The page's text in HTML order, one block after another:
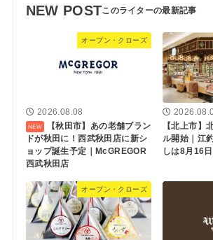
NEW POST
オープン・クローズ
2026.08.08
【秋田市】あの老舗ブラン
ドが秋田に！西武秋田店に新シ
ョップ誕生予定｜McGREGOR
西武秋田店
【北上市】
ル開始｜江
しは8月16
オープン・クローズ